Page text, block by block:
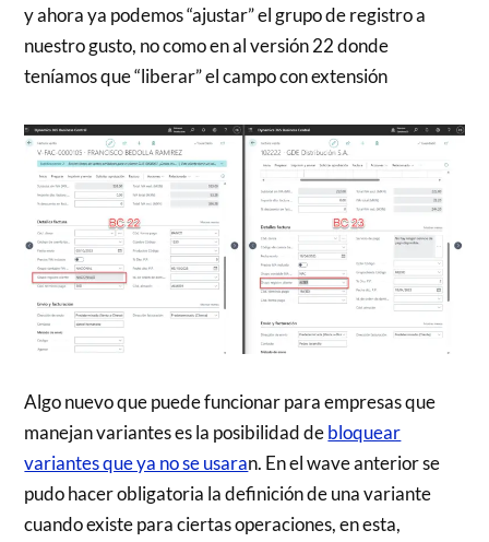
y ahora ya podemos “ajustar” el grupo de registro a
nuestro gusto, no como en al versión 22 donde
teníamos que “liberar” el campo con extensión
Algo nuevo que puede funcionar para empresas que
manejan variantes es la posibilidad debloquear
variantes que ya no se usaran. En el wave anterior se
pudo hacer obligatoria la definición de una variante
cuando existe para ciertas operaciones, en esta,